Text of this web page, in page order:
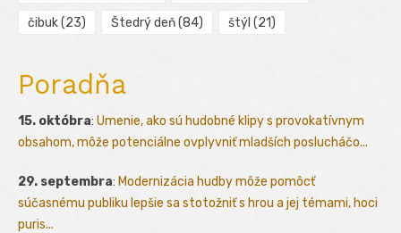
čibuk(23) Štedrý deň(84) štýl (21)
Poradňa
15. októbra: Umenie, ako sú hudobné klipy s provokatívnym
obsahom, môže potenciálne ovplyvniť mladších poslucháčo...
29. septembra: Modernizácia hudby môže pomôcť
súčasnému publiku lepšie sa stotožniť s hrou a jej témami, hoci
puris...